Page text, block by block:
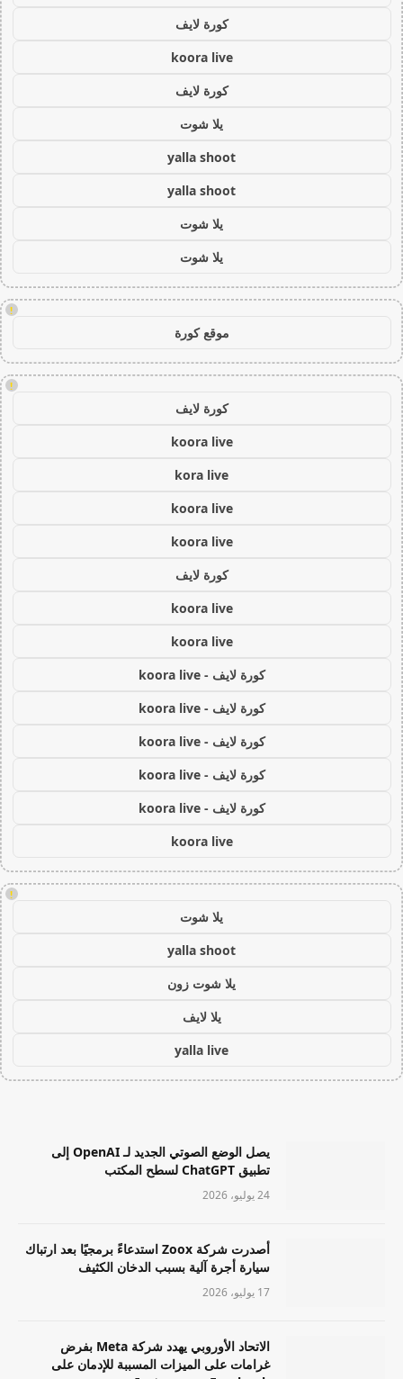
كورة لايف
koora live
كورة لايف
يلا شوت
yalla shoot
yalla shoot
يلا شوت
يلا شوت
!
موقع كورة
!
كورة لايف
koora live
kora live
koora live
koora live
كورة لايف
koora live
koora live
كورة لايف - koora live
كورة لايف - koora live
كورة لايف - koora live
كورة لايف - koora live
كورة لايف - koora live
koora live
!
يلا شوت
yalla shoot
يلا شوت زون
يلا لايف
yalla live
يصل الوضع الصوتي الجديد لـ OpenAI إلى
تطبيق ChatGPT لسطح المكتب
24 يوليو، 2026
أصدرت شركة Zoox استدعاءً برمجيًا بعد ارتباك
سيارة أجرة آلية بسبب الدخان الكثيف
17 يوليو، 2026
الاتحاد الأوروبي يهدد شركة Meta بفرض
غرامات على الميزات المسببة للإدمان على